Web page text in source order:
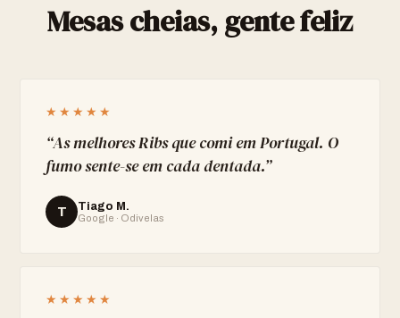
Mesas cheias, gente feliz
★★★★★
“As melhores Ribs que comi em Portugal. O
fumo sente-se em cada dentada.”
T Tiago M.
Google · Odivelas
★★★★★